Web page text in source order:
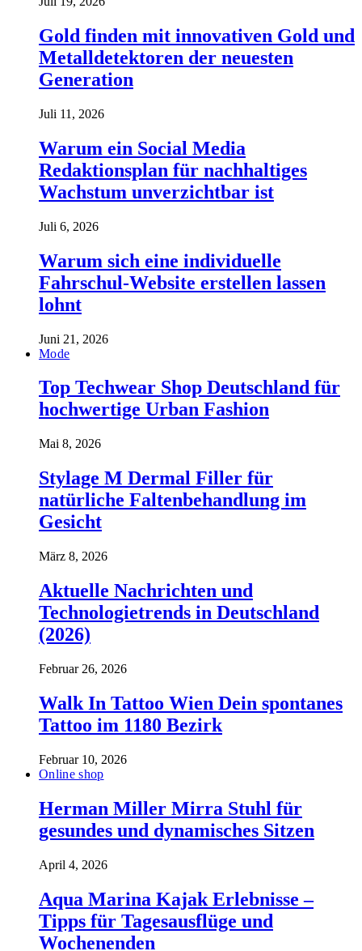
Gold finden mit innovativen Gold und
Metalldetektoren der neuesten
Generation
Juli 11, 2026
Warum ein Social Media
Redaktionsplan für nachhaltiges
Wachstum unverzichtbar ist
Juli 6, 2026
Warum sich eine individuelle
Fahrschul-Website erstellen lassen
lohnt
Juni 21, 2026
Mode
Top Techwear Shop Deutschland für
hochwertige Urban Fashion
Mai 8, 2026
Stylage M Dermal Filler für
natürliche Faltenbehandlung im
Gesicht
März 8, 2026
Aktuelle Nachrichten und
Technologietrends in Deutschland
(2026)
Februar 26, 2026
Walk In Tattoo Wien Dein spontanes
Tattoo im 1180 Bezirk
Februar 10, 2026
Online shop
Herman Miller Mirra Stuhl für
gesundes und dynamisches Sitzen
April 4, 2026
Aqua Marina Kajak Erlebnisse –
Tipps für Tagesausflüge und
Wochenenden